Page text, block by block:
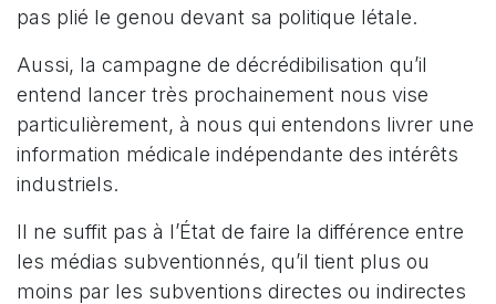
pas plié le genou devant sa politique létale.
Aussi, la campagne de décrédibilisation qu’il
entend lancer très prochainement nous vise
particulièrement, à nous qui entendons livrer une
information médicale indépendante des intérêts
industriels.
Il ne suffit pas à l’État de faire la différence entre
les médias subventionnés, qu’il tient plus ou
moins par les subventions directes ou indirectes